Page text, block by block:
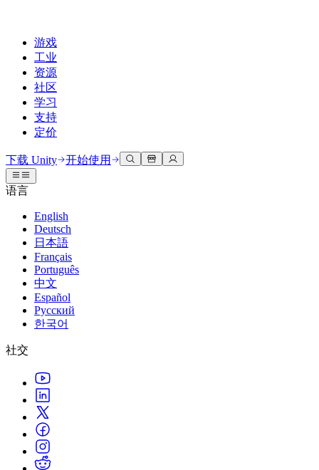
游戏
工业
资源
社区
学习
支持
定价
开发
Unity 引擎
为任何平台构建2D和3D游戏
协作
与团队协作并快速迭代
下载 Unity
计划和定价
部署
探索 Unity 支持的超过 25 个平台
常态化运营
游戏上线后的数据洞察与常态化运营
Grow
用户获取
被发现并获取移动用户
使用案例
3D协作
实时构建和审查3D项目
沉浸式培训
在沉浸式环境中培训
客户体验
创建互动3D体验
行业
实现运营卓越
零售
将店内体验转化为在线体验
汽车
提升创新能力和车内体验
查看所有行业
技术库
文档
官方用户手册和API参考
开发者工具
发布版本和问题跟踪器
路线图
查看即将推出的功能
技术术语库
案例分析
真实成功案例
最佳实践指南
专家提示和技巧
社区中心
讨论
讨论、解决问题和连接
事件
全球和本地活动
社区故事
Made with Unity
展示Unity创作者
直播活动
Unity奖项
庆祝全球的Unity创作者
适合每个级别
Unity Learn
免费掌握Unity技能
专业培训
通过Unity培训师提升您的团队
Unity新手
准备开始
开始您的学习
你是Unity 新手？开始您的旅程
使用指南
可操作的技巧和最佳实践
教育
对于学生
开启您的职业生涯
支持选项
获取帮助
帮助您在Unity中取得成功
成功计划
通过专家支持更快实现目标
常见问题解答
常见问题解答
联系我们
下载 Unity 开始使用
语言
English
Deutsch
日本語
Français
Português
中文
Español
Русский
한국어
社交